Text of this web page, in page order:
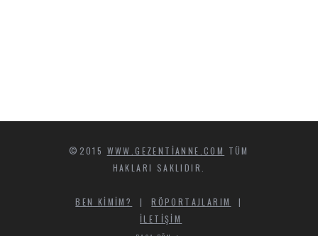
©2015 WWW.GEZENTIANNE.COM TÜM
HAKLARI SAKLIDIR.
BEN KIMIM? |RÖPORTAJLARIM
|
İLETIŞIM